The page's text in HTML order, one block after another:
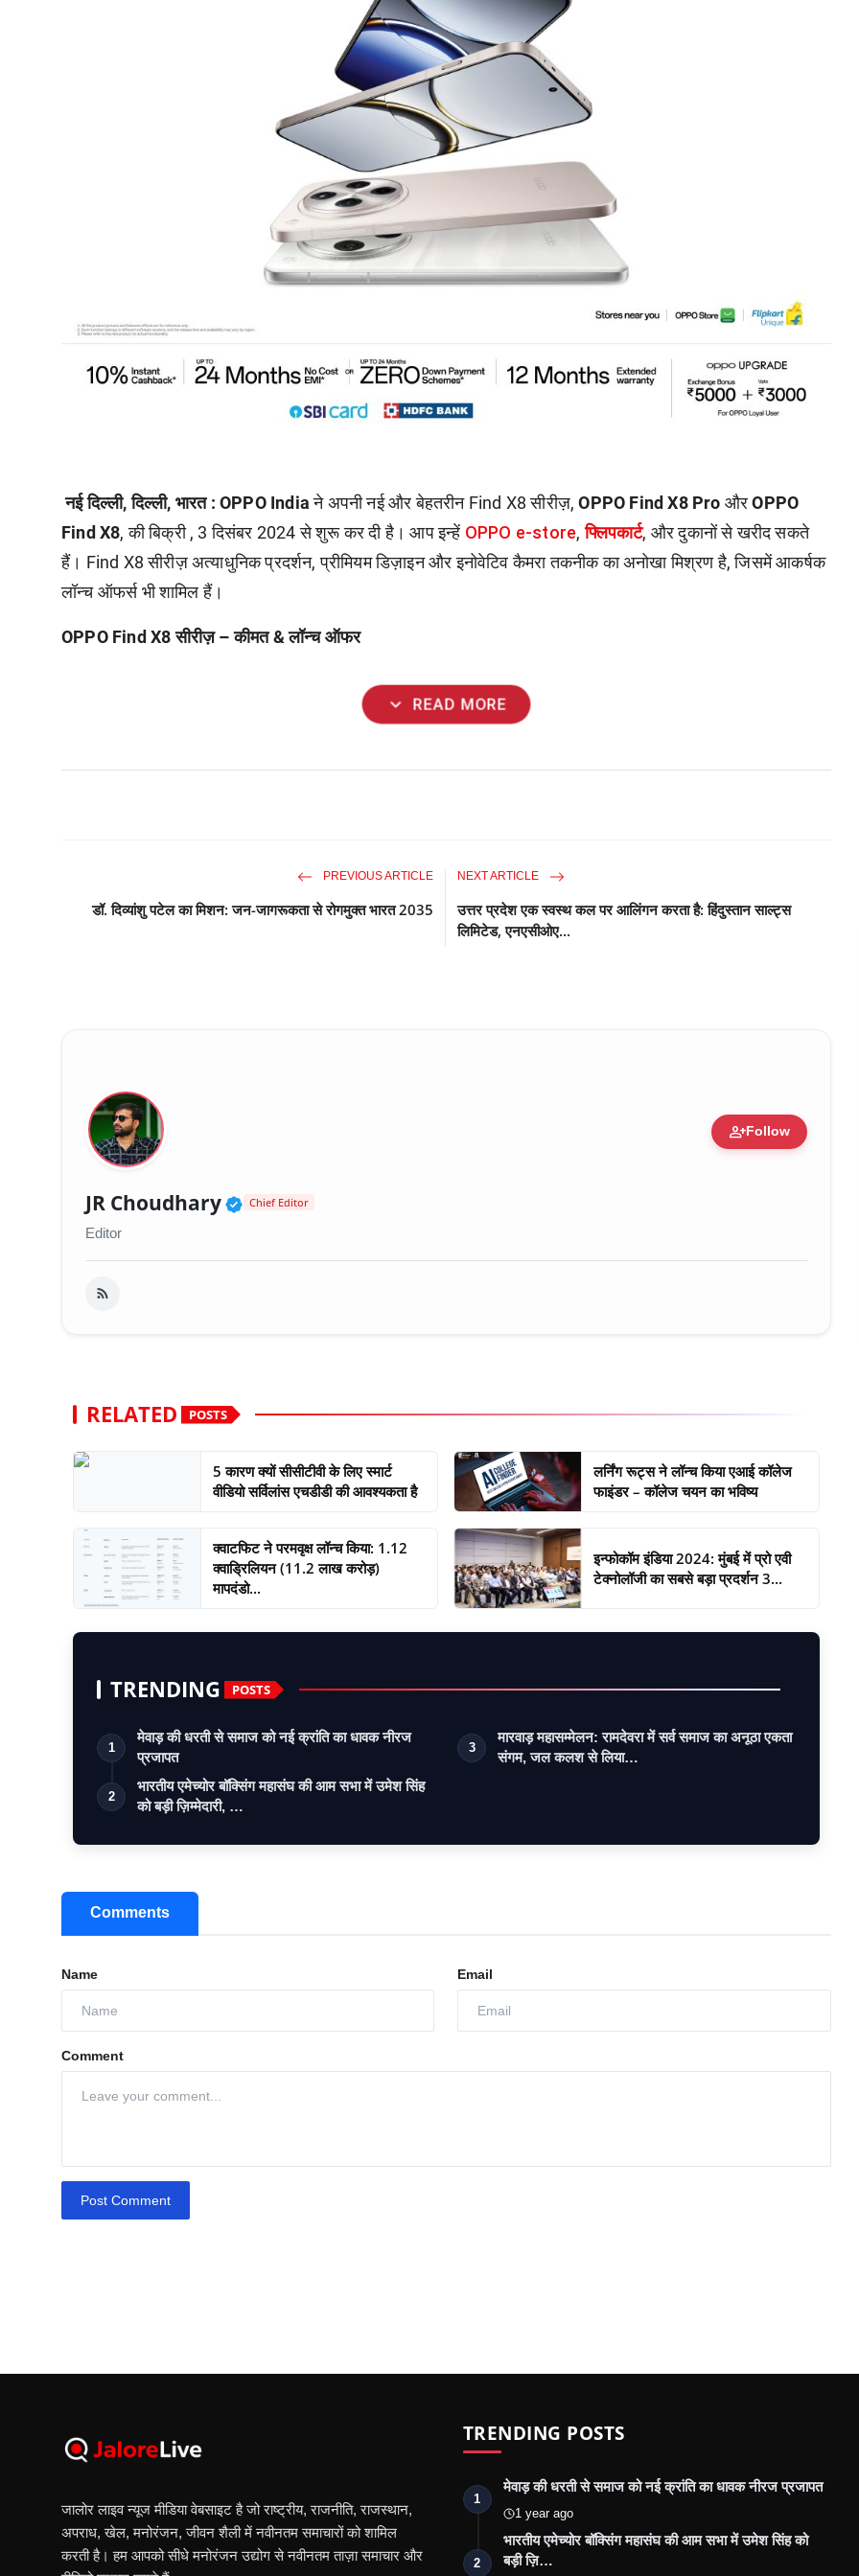
नई दिल्ली, दिल्ली, भारत :OPPO Indiaने अपनी नई और बेहतरीन Find X8 सीरीज़,OPPO Find X8 Pro औरOPPO
Find X8, की बिक्री , 3 दिसंबर 2024 से शुरू कर दी है। आप इन्हें OPPO e-store,फ्लिपकार्ट, और दुकानों से खरीद सकते
हैं। Find X8 सीरीज़ अत्याधुनिक प्रदर्शन, प्रीमियम डिज़ाइन और इनोवेटिव कैमरा तकनीक का अनोखा मिश्रण है, जिसमें आकर्षक
लॉन्च ऑफर्स भी शामिल हैं।
OPPO Find X8 सीरीज़ – कीमत & लॉन्च ऑफर
expand_more READ MORE
PREVIOUS ARTICLE
डॉ. दिव्यांशु पटेल का मिशन: जन-जागरूकता से रोगमुक्त भारत 2035
NEXT ARTICLE
उत्तर प्रदेश एक स्वस्थ कल पर आलिंगन करता है: हिंदुस्तान साल्ट्स
लिमिटेड, एनएसीओए...
person_addFollow
JR Choudhary Verified Public Figure • 30 Mar, 2026
Chief Editor
Editor
RELATED POSTS
5 कारण क्यों सीसीटीवी के लिए स्मार्ट
वीडियो सर्विलांस एचडीडी की आवश्यकता है
लर्निंग रूट्स ने लॉन्च किया एआई कॉलेज
फाइंडर – कॉलेज चयन का भविष्य
क्वाटफिट ने परमवृक्ष लॉन्च किया: 1.12
क्वाड्रिलियन (11.2 लाख करोड़)
मापदंडो...
इन्फोकॉम इंडिया 2024: मुंबई में प्रो एवी
टेक्नोलॉजी का सबसे बड़ा प्रदर्शन 3...
TRENDING POSTS
1
मेवाड़ की धरती से समाज को नई क्रांति का धावक नीरज
प्रजापत
2
भारतीय एमेच्योर बॉक्सिंग महासंघ की आम सभा में उमेश सिंह
को बड़ी ज़िम्मेदारी, …
3
मारवाड़ महासम्मेलन: रामदेवरा में सर्व समाज का अनूठा एकता
संगम, जल कलश से लिया…
Comments
Name Email
Comment
Post Comment
जालोर लाइव न्यूज मीडिया वेबसाइट है जो राष्ट्रीय, राजनीति, राजस्थान,
अपराध, खेल, मनोरंजन, जीवन शैली में नवीनतम समाचारों को शामिल
करती है। हम आपको सीधे मनोरंजन उद्योग से नवीनतम ताज़ा समाचार और
TRENDING POSTS
1
मेवाड़ की धरती से समाज को नई क्रांति का धावक नीरज प्रजापत
1 year ago
2
भारतीय एमेच्योर बॉक्सिंग महासंघ की आम सभा में उमेश सिंह को
बड़ी ज़ि…